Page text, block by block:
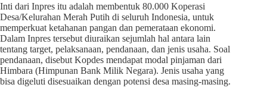
Inti dari Inpres itu adalah membentuk 80.000 Koperasi
Desa/Kelurahan Merah Putih di seluruh Indonesia, untuk
memperkuat ketahanan pangan dan pemerataan ekonomi.
Dalam Inpres tersebut diuraikan sejumlah hal antara lain
tentang target, pelaksanaan, pendanaan, dan jenis usaha. Soal
pendanaan, disebut Kopdes mendapat modal pinjaman dari
Himbara (Himpunan Bank Milik Negara). Jenis usaha yang
bisa digeluti disesuaikan dengan potensi desa masing-masing.